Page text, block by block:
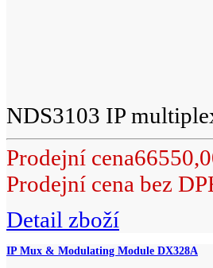
NDS3103 IP
Prodejní cena
Prodejní cena bez
Detail zboží
IP Mux & Modulating Module DX328A